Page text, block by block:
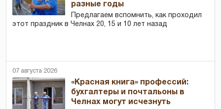
разные годы
Предлагаем вспомнить, как проходил
этот праздник в Челнах 20, 15 и 10 лет назад
07 августа 2026
«Красная книга» профессий:
бухгалтеры и почтальоны в
Челнах могут исчезнуть